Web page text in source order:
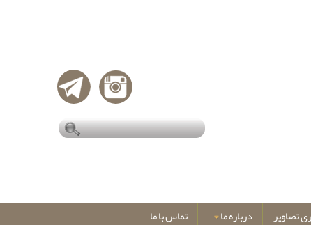
تصاویر درباره ما تماس با ما